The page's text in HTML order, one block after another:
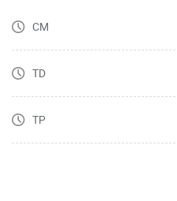
CM
TD
TP